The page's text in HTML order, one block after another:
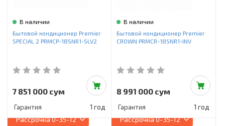
В наличии
Бытовой кондиционер Premier
SPECIAL 2 PRMCP-18SNR1-SLV2
7 851 000 сум
Гарантия 1 год
В наличии
Бытовой кондиционер Premier
CROWN PRMCR-18SNR1-INV
8 991 000 сум
Гарантия 1 год
Рассрочка0-35-12 Рассрочка0-35-12